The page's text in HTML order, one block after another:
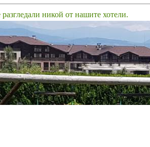
никой от нашите хотели.